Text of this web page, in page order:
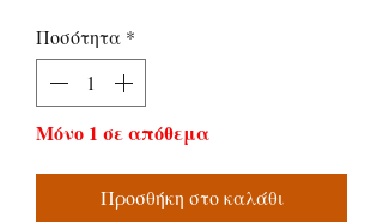
Ποσότητα *
Μόνο 1 σε απόθεμα
Προσθήκη στο καλάθι